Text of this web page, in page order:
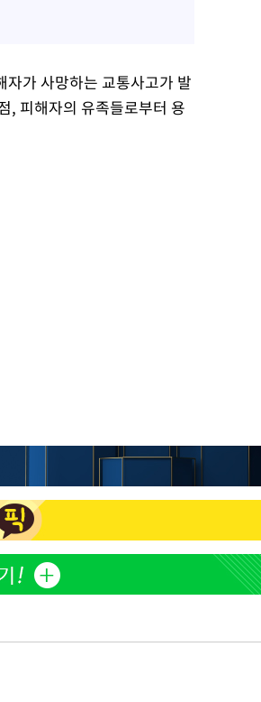
가 사망하는 교통사고가 발
, 피해자의 유족들로부터 용